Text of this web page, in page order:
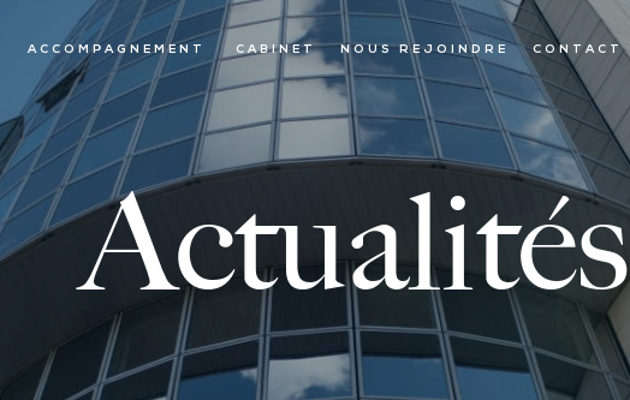
ACCOMPAGNEMENT CABINET NOUS REJOINDRE CONTACT
Actualités